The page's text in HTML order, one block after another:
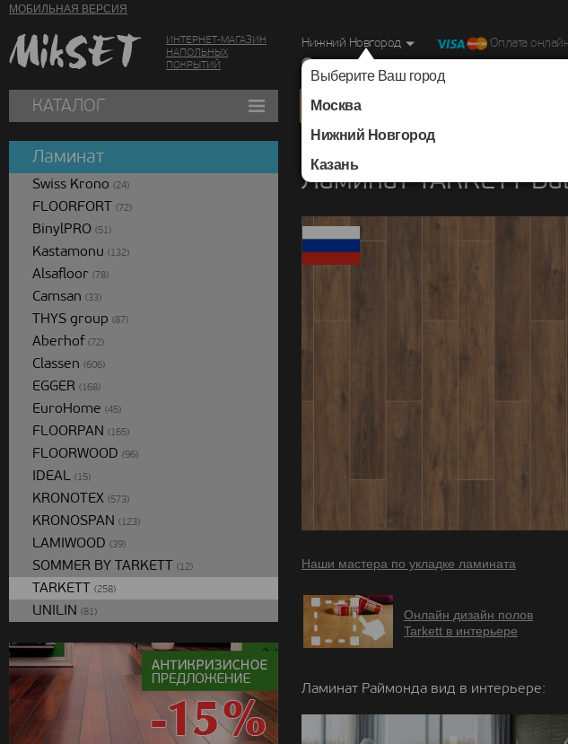
МОБИЛЬНАЯ ВЕРСИЯ
ИНТЕРНЕТ-МАГАЗИН
НАПОЛЬНЫХ
ПОКРЫТИЙ
Нижний Новгород
Выберите Ваш город
Москва
Нижний Новгород
Казань
Оплата
г. Нижний Новгород, Ул. Республиканская
КАТАЛОГ
Ламинат TARKETT
Наши мастера по укладке ламината
Онлайн дизайн полов
Tarkett в интерьере
Ламинат Раймонда вид в интерьере:
Ламинат
Swiss Krono (24)
FLOORFORT (72)
BinylPRO (51)
Kastamonu (132)
Alsafloor (78)
Camsan (33)
THYS group (87)
Aberhof (72)
Classen (606)
EGGER (168)
EuroHome (45)
FLOORPAN (165)
FLOORWOOD (96)
IDEAL (15)
KRONOTEX (573)
KRONOSPAN (123)
LAMIWOOD (39)
SOMMER BY TARKETT (12)
TARKETT (258)
UNILIN (81)